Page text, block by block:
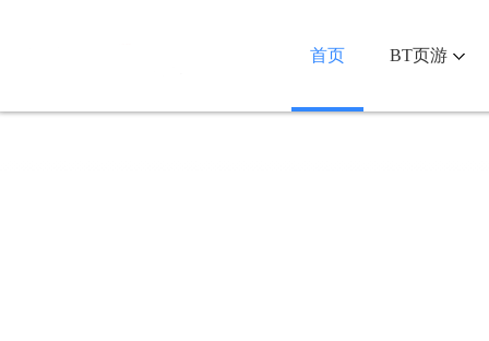
首页 BT页游